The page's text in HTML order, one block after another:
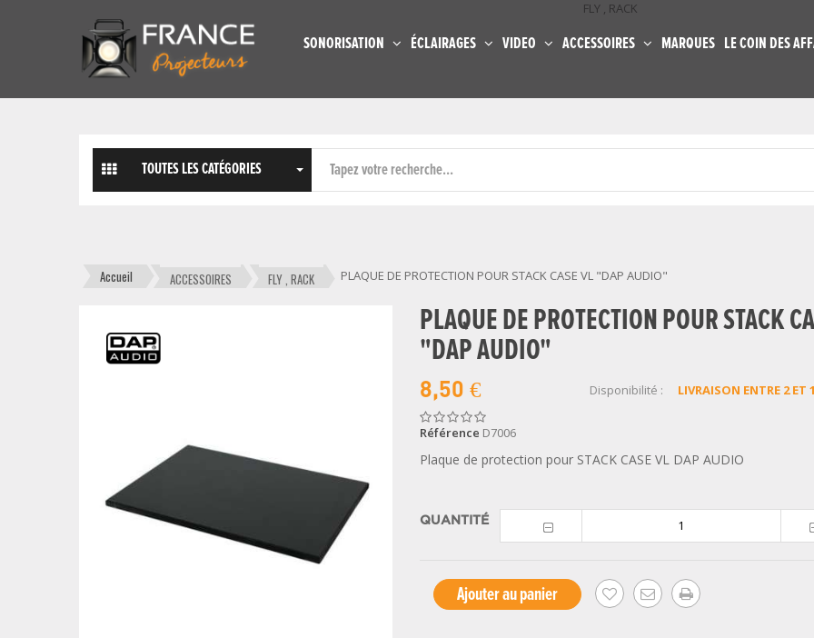
SONORISATION ÉCLAIRAGES VIDEO ACCESSOIRES MARQUES LE COIN DES
FLY , RACK
TOUTES LES CATÉGORIES
Accueil ACCESSOIRES FLY , RACK PLAQUE DE PROTECTION POUR STACK CASE VL "DAP AUDIO"
PLAQUE DE PROTECTION POUR STACK
"DAP AUDIO"
8,50 € Disponibilité : LIVRAISON ENTRE 2 ET
Référence D7006
Plaque de protection pour STACK CASE VL DAP AUDIO
QUANTITÉ
Ajouter au panier